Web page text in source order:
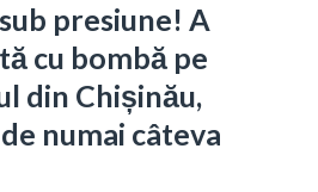
presiune! A
cu bombă pe
din Chișinău,
numai câteva